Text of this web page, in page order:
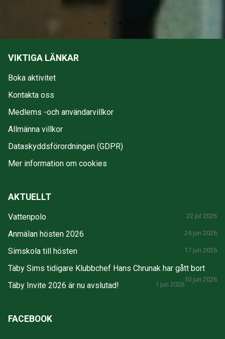
VIKTIGA LÄNKAR
Boka aktivitet
Kontakta oss
Medlems -och användarvillkor
Allmänna villkor
Dataskyddsförordningen (GDPR)
Mer information om cookies
AKTUELLT
Vattenpolo 22 jul 2026
Anmälan hösten 2026 24 jun 2026
Simskola till hösten 17 jun 2026
Täby Sims tidigare Klubbchef Hans Chrunak har gått bort
10 jun 2026
Täby Invite 2026 är nu avslutad! 1 jun 2026
FACEBOOK